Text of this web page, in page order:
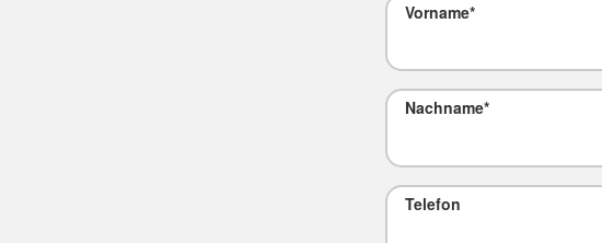
Vorname*
Nachname*
Telefon